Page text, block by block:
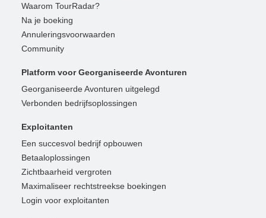
Waarom TourRadar?
Na je boeking
Annuleringsvoorwaarden
Community
Platform voor Georganiseerde Avonturen
Georganiseerde Avonturen uitgelegd
Verbonden bedrijfsoplossingen
Exploitanten
Een succesvol bedrijf opbouwen
Betaaloplossingen
Zichtbaarheid vergroten
Maximaliseer rechtstreekse boekingen
Login voor exploitanten